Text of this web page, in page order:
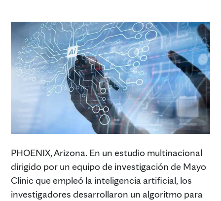
PHOENIX, Arizona. En un estudio multinacional
dirigido por un equipo de investigación de Mayo
Clinic que empleó la inteligencia artificial, los
investigadores desarrollaron un algoritmo para